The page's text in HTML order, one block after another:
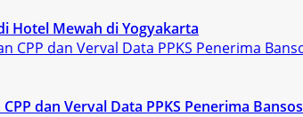
Hotel Mewah di Yogyakarta
dan Verval Data PPKS Penerima Bansos